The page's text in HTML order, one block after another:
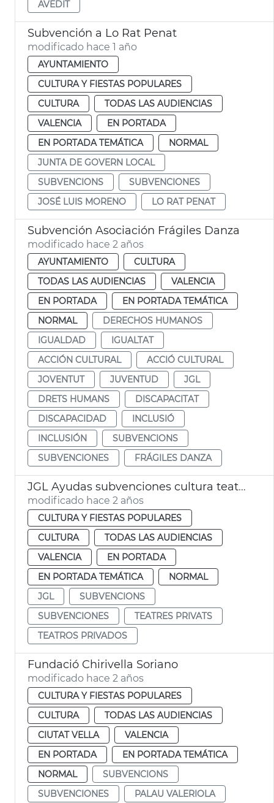
AVEDIT
Subvención a Lo Rat Penat
modificado hace 1 año
AYUNTAMIENTO
CULTURA Y FIESTAS POPULARES
CULTURA
TODAS LAS AUDIENCIAS
VALENCIA
EN PORTADA
EN PORTADA TEMÁTICA
NORMAL
JUNTA DE GOVERN LOCAL
SUBVENCIONS
SUBVENCIONES
JOSÉ LUIS MORENO
LO RAT PENAT
Subvención Asociación Frágiles Danza
modificado hace 2 años
AYUNTAMIENTO
CULTURA
TODAS LAS AUDIENCIAS
VALENCIA
EN PORTADA
EN PORTADA TEMÁTICA
NORMAL
DERECHOS HUMANOS
IGUALDAD
IGUALTAT
ACCIÓN CULTURAL
ACCIÓ CULTURAL
JOVENTUT
JUVENTUD
JGL
DRETS HUMANS
DISCAPACITAT
DISCAPACIDAD
INCLUSIÓ
INCLUSIÓN
SUBVENCIONS
SUBVENCIONES
FRÁGILES DANZA
JGL Ayudas subvenciones cultura teatros
modificado hace 2 años
CULTURA Y FIESTAS POPULARES
CULTURA
TODAS LAS AUDIENCIAS
VALENCIA
EN PORTADA
EN PORTADA TEMÁTICA
NORMAL
JGL
SUBVENCIONS
SUBVENCIONES
TEATRES PRIVATS
TEATROS PRIVADOS
Fundació Chirivella Soriano
modificado hace 2 años
CULTURA Y FIESTAS POPULARES
CULTURA
TODAS LAS AUDIENCIAS
CIUTAT VELLA
VALENCIA
EN PORTADA
EN PORTADA TEMÁTICA
NORMAL
SUBVENCIONS
SUBVENCIONES
PALAU VALERIOLA